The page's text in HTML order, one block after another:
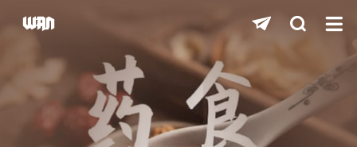
K 关闭快捷键功能
打开中控台